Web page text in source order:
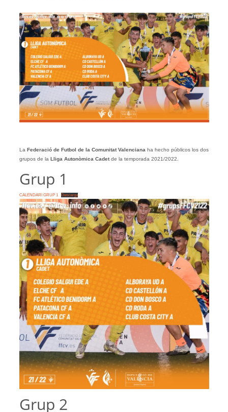
La Federació de Futbol de la Comunitat Valenciana ha hecho públicos los dos
grupos de la Lliga Autonòmica Cadetde la temporada 2021/2022.
Grup 1
CALENDARI GRUP 1 Descarga
Grup 2